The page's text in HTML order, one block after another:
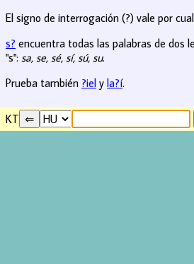
El signo de interrogación (?) vale por
s? encuentra todas las palabras de dos
"s": sa, se, sé, sí, sú, su.
Prueba también ?iel y la?í.
KT